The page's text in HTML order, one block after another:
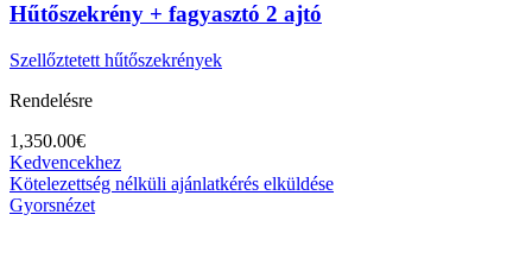
Hűtőszekrény + fagyasztó 2 ajtó
Szellőztetett hűtőszekrények
Rendelésre
1,350.00€
Kedvencekhez
Kötelezettség nélküli ajánlatkérés elküldése
Gyorsnézet